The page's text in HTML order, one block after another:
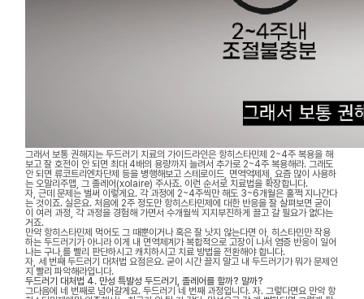
그래서 보통 권해지는 두드러기 치료의 가이드라인은 항히스타민제 2~4주 복용을 해
보고 잘 호전이 안 되면 최대 4배의 용량까지 늘려서 추가로 2~4주 복용해라. 그래도
안 되면 류코트리엔차단제 등을 병행해보고 스테로이드, 면역억제제, 요즘 많이 사용하
는 오말리주맵, 그 졸레어(xolaire) 주사죠. 이런 순서로 치료법을 확장합니다.
자, 근데 문제는 벌써 이렇게요. 각 과정에 2~4주씩만 해도 3~6개월은 훌쩍 지나간다
는 것이죠. 실은요. 처음에 2주 정도만 항히스타민제에 대한 반응을 잘 살펴보면 굳이
이 여러 과정, 각 과정을 경험해 가면서 수개월씩 지지부진하게 끌고 갈 필요가 없다는
거죠.
만약 항히스타민제 먹어도 그 때뿐이거나 혹은 잘 낫지 않는다면 아, 히스타민만 작용
하는 두드러기가 아니라 이게 내 면역체계가 복합적으로 고장이 나서 염증 반응이 일어
나는 구나,를 빨리 판단하시고 캐치하시고 치료 방법을 전환해야 합니다.
자, 세 번째 두드러기 대처법 요점은요. 굳이 시간 끌지 말고 내 두드러기가 뭐가 문제인
지 빨리 파악해라입니다.
두드러기 대처법 4. 만성 특발성 두드러기, 졸레어를 할까? 말까?
그다음에 네 번째로 넘어갈게요. 두드러기 네 번째 과정입니다. 자. 그렇다면요 만약 항